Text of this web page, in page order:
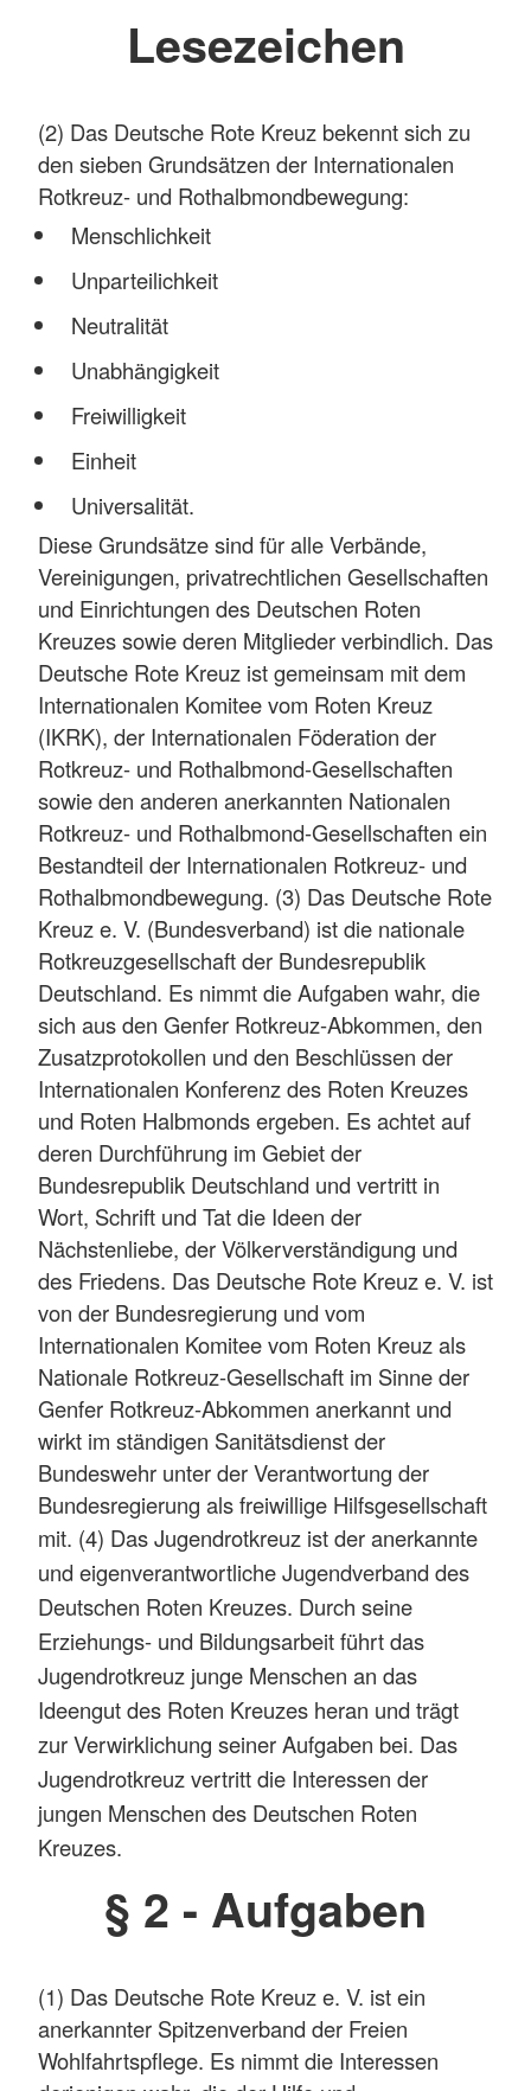
Lesezeichen
(2) Das Deutsche Rote Kreuz bekennt sich zu
den sieben Grundsätzen der Internationalen
Rotkreuz- und Rothalbmondbewegung:
Menschlichkeit
Unparteilichkeit
Neutralität
Unabhängigkeit
Freiwilligkeit
Einheit
Universalität.
Diese Grundsätze sind für alle Verbände,
Vereinigungen, privatrechtlichen Gesellschaften
und Einrichtungen des Deutschen Roten
Kreuzes sowie deren Mitglieder verbindlich. Das
Deutsche Rote Kreuz ist gemeinsam mit dem
Internationalen Komitee vom Roten Kreuz
(IKRK), der Internationalen Föderation der
Rotkreuz- und Rothalbmond-Gesellschaften
sowie den anderen anerkannten Nationalen
Rotkreuz- und Rothalbmond-Gesellschaften ein
Bestandteil der Internationalen Rotkreuz- und
Rothalbmondbewegung. (3) Das Deutsche Rote
Kreuz e. V. (Bundesverband) ist die nationale
Rotkreuzgesellschaft der Bundesrepublik
Deutschland. Es nimmt die Aufgaben wahr, die
sich aus den Genfer Rotkreuz-Abkommen, den
Zusatzprotokollen und den Beschlüssen der
Internationalen Konferenz des Roten Kreuzes
und Roten Halbmonds ergeben. Es achtet auf
deren Durchführung im Gebiet der
Bundesrepublik Deutschland und vertritt in
Wort, Schrift und Tat die Ideen der
Nächstenliebe, der Völkerverständigung und
des Friedens. Das Deutsche Rote Kreuz e. V. ist
von der Bundesregierung und vom
Internationalen Komitee vom Roten Kreuz als
Nationale Rotkreuz-Gesellschaft im Sinne der
Genfer Rotkreuz-Abkommen anerkannt und
wirkt im ständigen Sanitätsdienst der
Bundeswehr unter der Verantwortung der
Bundesregierung als freiwillige Hilfsgesellschaft
mit. (4) Das Jugendrotkreuz ist der anerkannte
und eigenverantwortliche Jugendverband des
Deutschen Roten Kreuzes. Durch seine
Erziehungs- und Bildungsarbeit führt das
Jugendrotkreuz junge Menschen an das
Ideengut des Roten Kreuzes heran und trägt
zur Verwirklichung seiner Aufgaben bei. Das
Jugendrotkreuz vertritt die Interessen der
jungen Menschen des Deutschen Roten
Kreuzes.
§ 2 - Aufgaben
(1) Das Deutsche Rote Kreuz e. V. ist ein
anerkannter Spitzenverband der Freien
Wohlfahrtspflege. Es nimmt die Interessen